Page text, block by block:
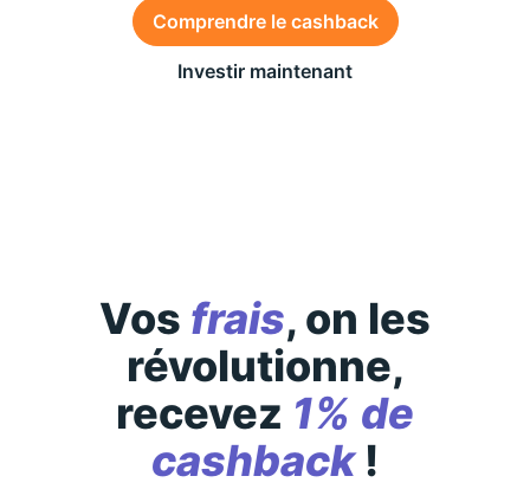
Comprendre le cashback
Investir maintenant
Vos frais, on les
révolutionne,
recevez 1% de
cashback!